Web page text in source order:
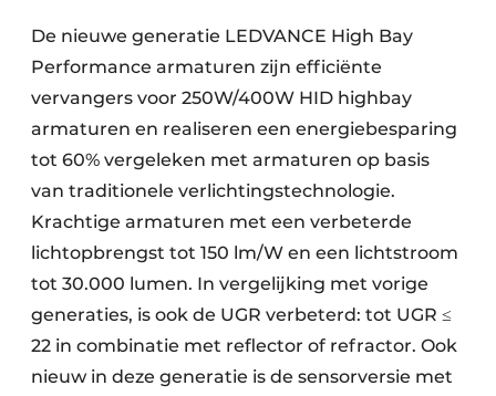
De nieuwe generatie LEDVANCE High Bay
Performance armaturen zijn efficiënte
vervangers voor 250W/400W HID highbay
armaturen en realiseren een energiebesparing
tot 60% vergeleken met armaturen op basis
van traditionele verlichtingstechnologie.
Krachtige armaturen met een verbeterde
lichtopbrengst tot 150 lm/W en een lichtstroom
tot 30.000 lumen. In vergelijking met vorige
generaties, is ook de UGR verbeterd: tot UGR ≤
22 in combinatie met reflector of refractor. Ook
nieuw in deze generatie is de sensorversie met